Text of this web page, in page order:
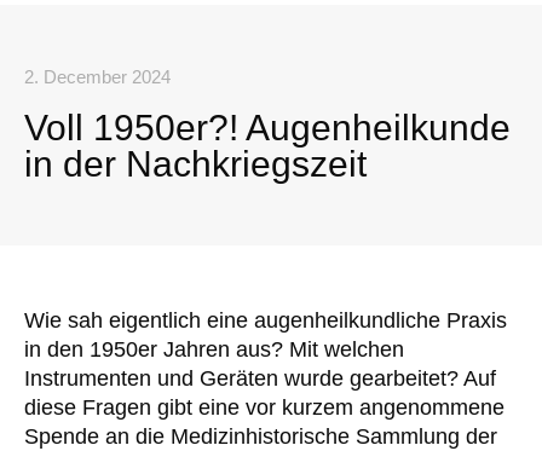
2. December 2024
Voll 1950er?! Augenheilkunde
in der Nachkriegszeit
Wie sah eigentlich eine augenheilkundliche Praxis
in den 1950er Jahren aus? Mit welchen
Instrumenten und Geräten wurde gearbeitet? Auf
diese Fragen gibt eine vor kurzem angenommene
Spende an die Medizinhistorische Sammlung der